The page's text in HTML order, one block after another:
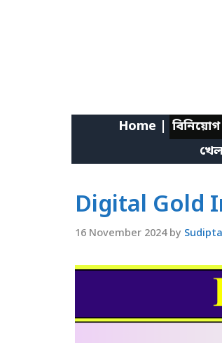
Home |
Digital Gold
16 November 2024 by Sudipta